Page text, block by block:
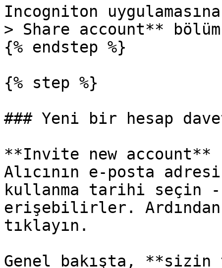
Incogniton
> Share account**
{% endstep %}
{% step %}
### Yeni bir hesap
**Invite new account**
Alıcının e-posta
kullanma tarihi seçin -
erişebilirler.
tıklayın.
Genel bakışta, **sizin